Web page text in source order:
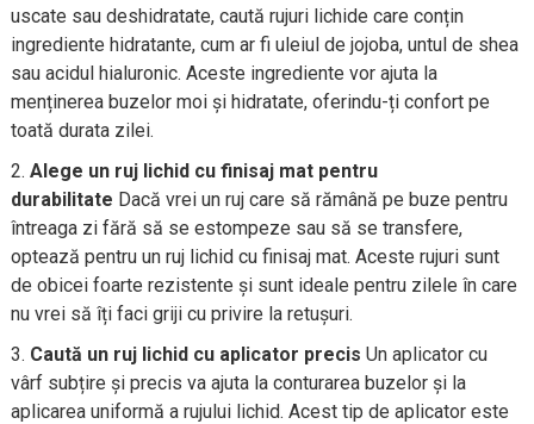
uscate sau deshidratate, caută rujuri lichide care conțin
ingrediente hidratante, cum ar fi uleiul de jojoba, untul de shea
sau acidul hialuronic. Aceste ingrediente vor ajuta la
menținerea buzelor moi și hidratate, oferindu-ți confort pe
toată durata zilei.
Alege un ruj lichid cu finisaj mat pentru
durabilitate Dacă vrei un ruj care să rămână pe buze pentru
întreaga zi fără să se estompeze sau să se transfere,
optează pentru un ruj lichid cu finisaj mat. Aceste rujuri sunt
de obicei foarte rezistente și sunt ideale pentru zilele în care
nu vrei să îți faci griji cu privire la retușuri.
Caută un ruj lichid cu aplicator precis Un aplicator cu
vârf subțire și precis va ajuta la conturarea buzelor și la
aplicarea uniformă a rujului lichid. Acest tip de aplicator este